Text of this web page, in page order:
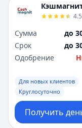
4.5
Сумма
до
Срок
до
Одобрение
Для новых клиентов
Круглосуточно
Получить